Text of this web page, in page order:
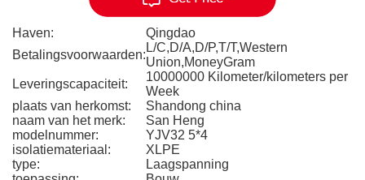
Haven:
Qingdao
Betalingsvoorwaarden:
L/C,D/A,D/P,T/T,Western
Union,MoneyGram
Leveringscapaciteit:
10000000 Kilometer/kilometers per
Week
plaats van herkomst:
Shandong china
naam van het merk:
San Heng
modelnummer:
YJV32 5*4
isolatiemateriaal:
XLPE
type:
Laagspanning